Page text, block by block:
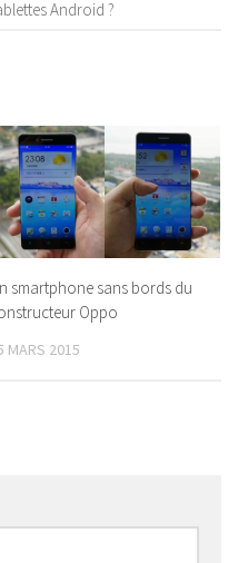
Android ?
smartphone sans bords du
Oppo
MARS 2015